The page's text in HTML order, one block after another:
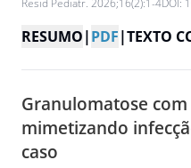
Resid Pediatr. 2026;16(2):1-4DOI:
RESUMO|PDF|TEXTO
Granulomatose
mimetizando
caso